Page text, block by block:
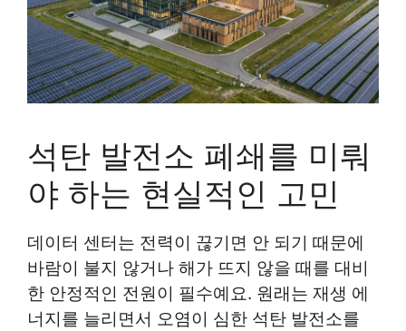
석탄 발전소 폐쇄를 미뤄
야 하는 현실적인 고민
데이터 센터는 전력이 끊기면 안 되기 때문에
바람이 불지 않거나 해가 뜨지 않을 때를 대비
한 안정적인 전원이 필수예요. 원래는 재생 에
너지를 늘리면서 오염이 심한 석탄 발전소를